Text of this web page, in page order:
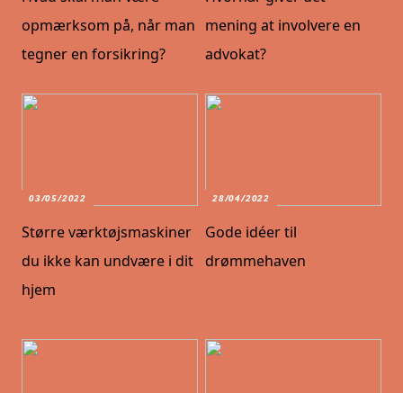
opmærksom på, når man
tegner en forsikring?
mening at involvere en
advokat?
03/05/2022
Større værktøjsmaskiner
du ikke kan undvære i dit
hjem
28/04/2022
Gode idéer til
drømmehaven